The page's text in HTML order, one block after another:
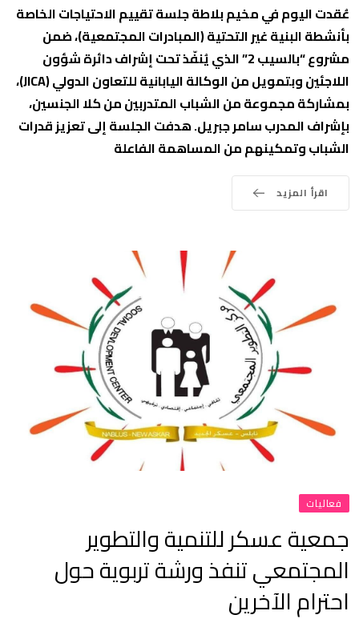
عُقدت اليوم في مخيم بلاطة جلسة تقييم الاحتياجات الخاصة
بأنشطة البنية غير التحتية (المبادرات المجتمعية)، ضمن
مشروع “بالسيب 2” الذي يُنفّذ تحت إشراف دائرة شؤون
اللاجئين وبتمويل من الوكالة اليابانية للتعاون الدولي (JICA)،
بمشاركة مجموعة من الشباب المتدربين من كلا الجنسين،
بإشراف المدرب سامر جبريل. هدفت الجلسة إلى تعزيز قدرات
الشباب وتمكينهم من المساهمة الفاعلة
اقرأ المزيد
فعاليات
جمعية عسكر للتنمية والتطوير
المجتمعي تنفذ ورشة تربوية حول
احترام الآخرين